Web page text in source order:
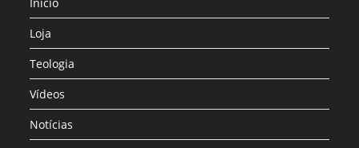
Loja
Teologia
Vídeos
Notícias